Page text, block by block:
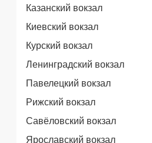
Казанский вокзал
Киевский вокзал
Курский вокзал
Ленинградский вокзал
Павелецкий вокзал
Рижский вокзал
Савёловский вокзал
Ярославский вокзал